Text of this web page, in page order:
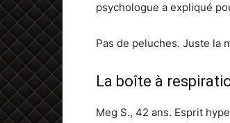
psychologue a expliqué
Pas de peluches. Juste la
La boîte à
Meg S., 42 ans. Esprit